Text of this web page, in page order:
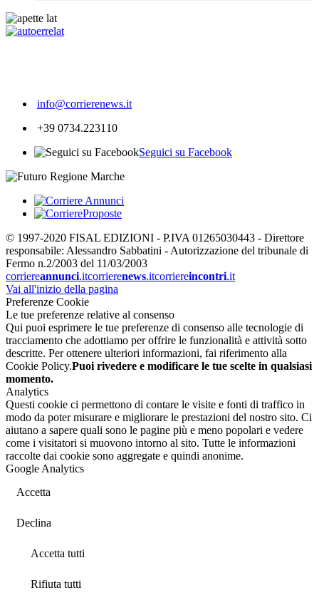
info@corrierenews.it
+39 0734.223110
Seguici su Facebook
© 1997-2020 FISAL EDIZIONI - P.IVA 01265030443 - Direttore
responsabile: Alessandro Sabbatini - Autorizzazione del tribunale di
Fermo n.2/2003 del 11/03/2003
corriereannunci.itcorrierenews.itcorriereincontri.it
Vai all'inizio della pagina
Preferenze Cookie
Le tue preferenze relative al consenso
Qui puoi esprimere le tue preferenze di consenso alle tecnologie di
tracciamento che adottiamo per offrire le funzionalità e attività sotto
descritte. Per ottenere ulteriori informazioni, fai riferimento alla
Cookie Policy.Puoi rivedere e modificare le tue scelte in qualsiasi
momento.
Analytics
Questi cookie ci permettono di contare le visite e fonti di traffico in
modo da poter misurare e migliorare le prestazioni del nostro sito. Ci
aiutano a sapere quali sono le pagine più e meno popolari e vedere
come i visitatori si muovono intorno al sito. Tutte le informazioni
raccolte dai cookie sono aggregate e quindi anonime.
Google Analytics
Accetta
Declina
Accetta tutti
Rifiuta tutti